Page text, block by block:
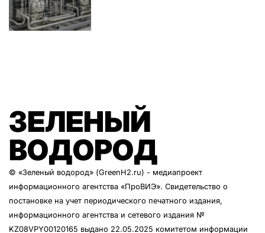
ЗЕЛЕНЫЙ
ВОДОРОД
© «Зеленый водород» (GreenH2.ru) - медиапроект
информационного агентства «ПроВИЭ». Свидетельство о
постановке на учет периодического печатного издания,
информационного агентства и сетевого издания №
KZ08VPY00120165 выдано 22.05.2025 комитетом информации